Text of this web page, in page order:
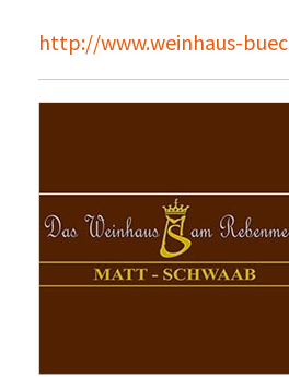
http://www.weinhaus-